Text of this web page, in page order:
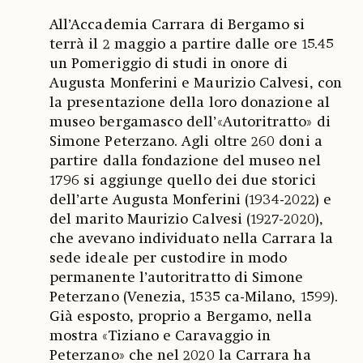
All’Accademia Carrara di Bergamo si
terrà il 2 maggio a partire dalle ore 15.45
un Pomeriggio di studi in onore di
Augusta Monferini e Maurizio Calvesi, con
la presentazione della loro donazione al
museo bergamasco dell’«Autoritratto» di
Simone Peterzano. Agli oltre 260 doni a
partire dalla fondazione del museo nel
1796 si aggiunge quello dei due storici
dell’arte Augusta Monferini (1934-2022) e
del marito Maurizio Calvesi (1927-2020),
che avevano individuato nella Carrara la
sede ideale per custodire in modo
permanente l’autoritratto di Simone
Peterzano (Venezia, 1535 ca-Milano, 1599).
Già esposto, proprio a Bergamo, nella
mostra «Tiziano e Caravaggio in
Peterzano» che nel 2020 la Carrara ha